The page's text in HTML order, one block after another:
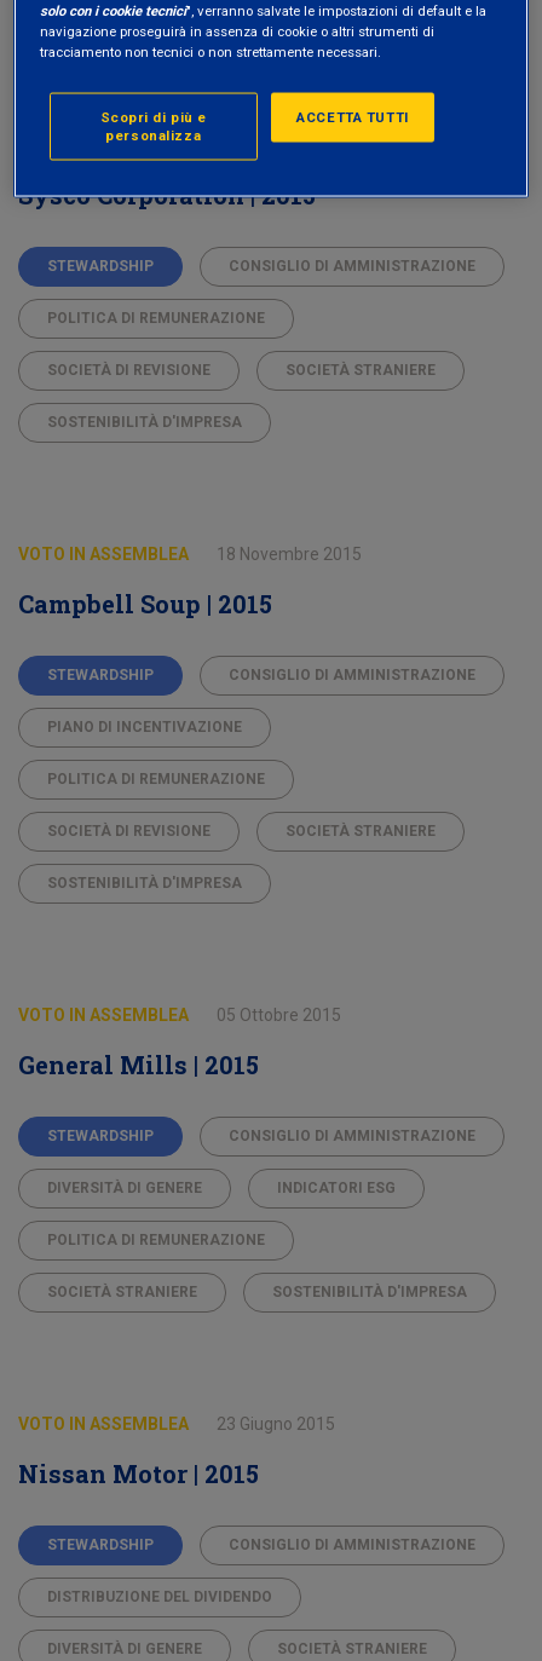
SOSTENIBILITÀ D'IMPRESA
VOTO IN ASSEMBLEA 18 Novembre 2015
Sysco Corporation | 2015
STEWARDSHIP CONSIGLIO DI AMMINISTRAZIONE
POLITICA DI REMUNERAZIONE
SOCIETÀ DI REVISIONE SOCIETÀ STRANIERE
SOSTENIBILITÀ D'IMPRESA
VOTO IN ASSEMBLEA 18 Novembre 2015
Campbell Soup | 2015
STEWARDSHIP CONSIGLIO DI AMMINISTRAZIONE
PIANO DI INCENTIVAZIONE
POLITICA DI REMUNERAZIONE
SOCIETÀ DI REVISIONE SOCIETÀ STRANIERE
SOSTENIBILITÀ D'IMPRESA
VOTO IN ASSEMBLEA 05 Ottobre 2015
General Mills | 2015
STEWARDSHIP CONSIGLIO DI AMMINISTRAZIONE
DIVERSITÀ DI GENERE INDICATORI ESG
POLITICA DI REMUNERAZIONE
SOCIETÀ STRANIERE SOSTENIBILITÀ D'IMPRESA
VOTO IN ASSEMBLEA 23 Giugno 2015
Nissan Motor | 2015
STEWARDSHIP CONSIGLIO DI AMMINISTRAZIONE
DISTRIBUZIONE DEL DIVIDENDO
DIVERSITÀ DI GENERE SOCIETÀ STRANIERE
solo con i cookie tecnici", verranno salvate le impostazioni di default e la
navigazione proseguirà in assenza di cookie o altri strumenti di
tracciamento non tecnici o non strettamente necessari.
ACCETTA TUTTI
Scopri di più e
personalizza